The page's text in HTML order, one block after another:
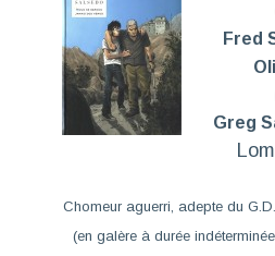
Fred
Greg
Chomeur aguerri, adepte du
(en galère à durée